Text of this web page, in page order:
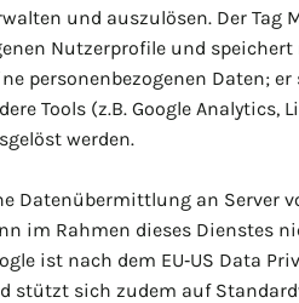
und auszulösen. Der Tag
Nutzerprofile und speichert
personenbezogenen Daten;
Tools (z.B. Google Analytics,
werden.
Datenübermittlung an Server
im Rahmen dieses Dienstes
ist nach dem EU‑US Data
stützt sich zudem auf